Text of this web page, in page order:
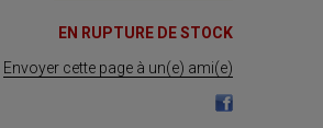
EN RUPTURE DE STOCK
Envoyer cette page à un(e) ami(e)